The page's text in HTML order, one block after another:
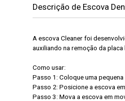
Descrição de Escova
A escova Cleaner foi
auxiliando na remoção da
Como usar:
Passo 1: Coloque uma
Passo 2: Posicione a escova
Passo 3: Mova a escova em